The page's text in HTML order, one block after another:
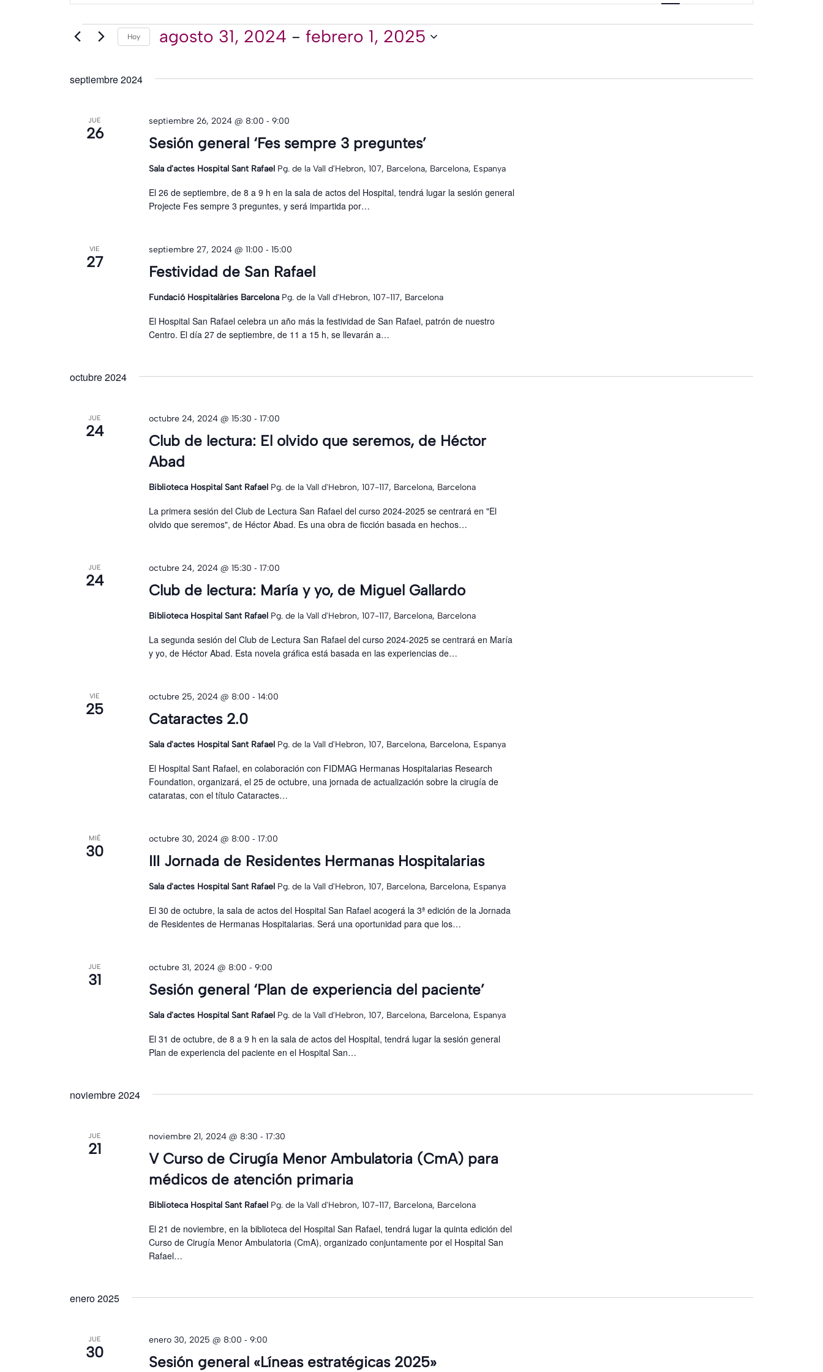
búsqueda
vistas
Eventos
clave.
Busca
la
clave.
vistas
de
Eventos
Hoy agosto 31, 2024 - febrero 1, 2025
Seleccionar
septiembre 2024
JUE
26
Sesión general ‘Fes sempre 3 preguntes’
septiembre 26, 2024 @ 8:00 -9:00
Sala d'actes Hospital Sant Rafael Pg. de la Vall d'Hebron, 107, Barcelona, Barcelona, Espanya
El 26 de septiembre, de 8 a 9 h en la sala de actos del Hospital, tendrá lugar la sesión general
Projecte Fes sempre 3 preguntes, y será impartida por…
VIE
27
Festividad de San Rafael
septiembre 27, 2024 @ 11:00 -15:00
Fundació Hospitalàries Barcelona Pg. de la Vall d'Hebron, 107-117, Barcelona
El Hospital San Rafael celebra un año más la festividad de San Rafael, patrón de nuestro
Centro. El día 27 de septiembre, de 11 a 15 h, se llevarán a…
octubre 2024
JUE
24
Club de lectura: El olvido que seremos, de Héctor
Abad
octubre 24, 2024 @ 15:30 -17:00
Biblioteca Hospital Sant Rafael Pg. de la Vall d'Hebron, 107-117, Barcelona, Barcelona
La primera sesión del Club de Lectura San Rafael del curso 2024-2025 se centrará en "El
olvido que seremos", de Héctor Abad. Es una obra de ficción basada en hechos…
JUE
24
Club de lectura: María y yo, de Miguel Gallardo
octubre 24, 2024 @ 15:30 -17:00
Biblioteca Hospital Sant Rafael Pg. de la Vall d'Hebron, 107-117, Barcelona, Barcelona
La segunda sesión del Club de Lectura San Rafael del curso 2024-2025 se centrará en María
y yo, de Héctor Abad. Esta novela gráfica está basada en las experiencias de…
VIE
25
Cataractes 2.0
octubre 25, 2024 @ 8:00 -14:00
Sala d'actes Hospital Sant Rafael Pg. de la Vall d'Hebron, 107, Barcelona, Barcelona, Espanya
El Hospital Sant Rafael, en colaboración con FIDMAG Hermanas Hospitalarias Research
Foundation, organizará, el 25 de octubre, una jornada de actualización sobre la cirugía de
cataratas, con el título Cataractes…
MIÉ
30
III Jornada de Residentes Hermanas Hospitalarias
octubre 30, 2024 @ 8:00 -17:00
Sala d'actes Hospital Sant Rafael Pg. de la Vall d'Hebron, 107, Barcelona, Barcelona, Espanya
El 30 de octubre, la sala de actos del Hospital San Rafael acogerá la 3ª edición de la Jornada
de Residentes de Hermanas Hospitalarias. Será una oportunidad para que los…
JUE
31
Sesión general ‘Plan de experiencia del paciente’
octubre 31, 2024 @ 8:00 -9:00
Sala d'actes Hospital Sant Rafael Pg. de la Vall d'Hebron, 107, Barcelona, Barcelona, Espanya
El 31 de octubre, de 8 a 9 h en la sala de actos del Hospital, tendrá lugar la sesión general
Plan de experiencia del paciente en el Hospital San…
noviembre 2024
JUE
21
V Curso de Cirugía Menor Ambulatoria (CmA) para
médicos de atención primaria
noviembre 21, 2024 @ 8:30 -17:30
Biblioteca Hospital Sant Rafael Pg. de la Vall d'Hebron, 107-117, Barcelona, Barcelona
El 21 de noviembre, en la biblioteca del Hospital San Rafael, tendrá lugar la quinta edición del
Curso de Cirugía Menor Ambulatoria (CmA), organizado conjuntamente por el Hospital San
Rafael…
enero 2025
JUE
30
Sesión general «Líneas estratégicas 2025»
enero 30, 2025 @ 8:00 -9:00